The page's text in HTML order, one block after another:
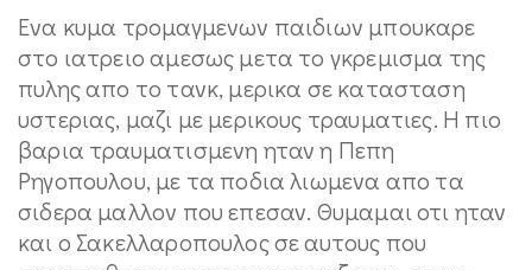
Ενα κυμα τρομαγμενων παιδιων μπουκαρε
στο ιατρειο αμεσως μετα το γκρεμισμα της
πυλης απο το τανκ, μερικα σε κατασταση
υστεριας, μαζι με μερικους τραυματιες. Η πιο
βαρια τραυματισμενη ηταν η Πεπη
Ρηγοπουλου, με τα ποδια λιωμενα απο τα
σιδερα μαλλον που επεσαν. Θυμαμαι οτι ηταν
και ο Σακελλαροπουλος σε αυτους που